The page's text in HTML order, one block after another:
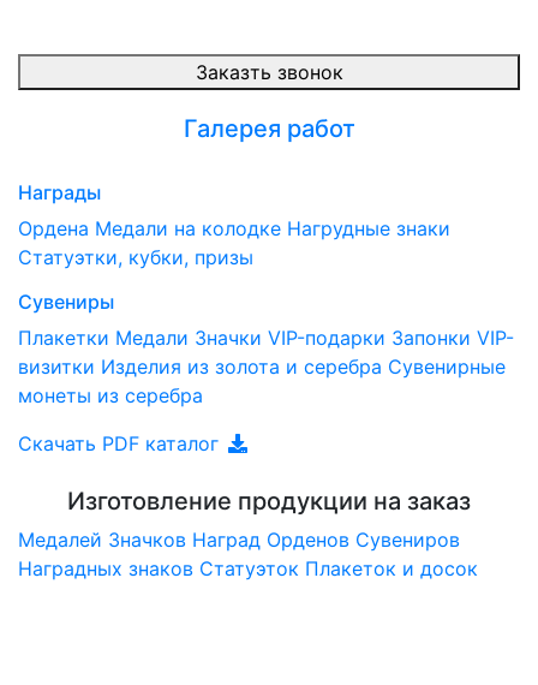
Заказть звонок
Галерея работ
Награды
Ордена Медали на колодке Нагрудные знаки
Статуэтки, кубки, призы
Сувениры
Плакетки Медали Значки VIP-подарки Запонки VIP-
визитки Изделия из золота и серебра Сувенирные
монеты из серебра
Скачать PDF каталог
Изготовление продукции на заказ
Медалей Значков Наград Орденов Сувениров
Наградныx знаков Статуэток Плакеток и досок